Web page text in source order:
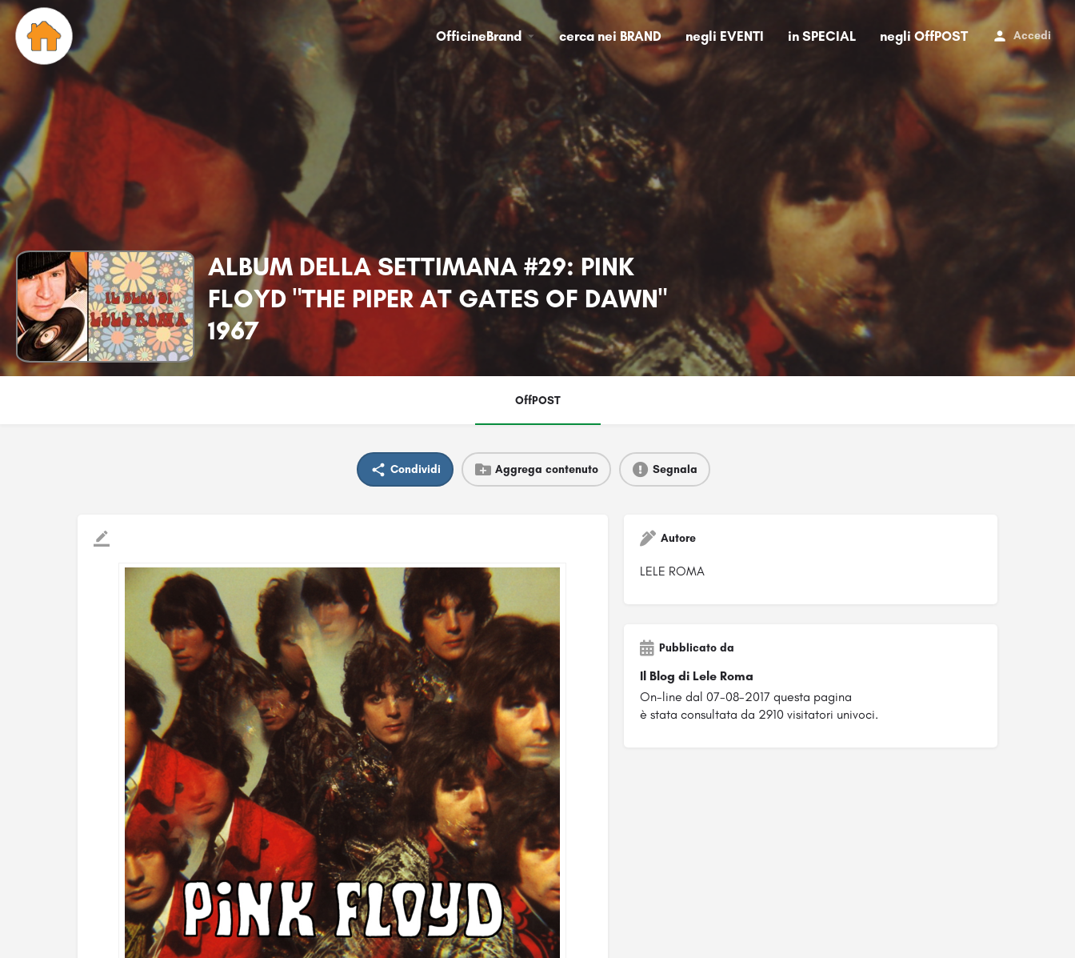
OfficineBrand cerca nei BRAND negli EVENTI in SPECIAL negli OffPOST Accedi
ALBUM DELLA SETTIMANA #29: PINK
FLOYD "THE PIPER AT GATES OF DAWN"
1967
OffPOST
Condividi Aggrega contenuto Segnala
Autore
LELE ROMA
Pubblicato da
Il Blog di Lele Roma
On-line dal 07-08-2017 questa pagina
è stata consultata da 2910 visitatori univoci.